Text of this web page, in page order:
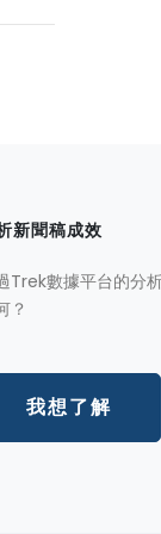
新聞稿成效
Trek數據平台的分
？
我想了解